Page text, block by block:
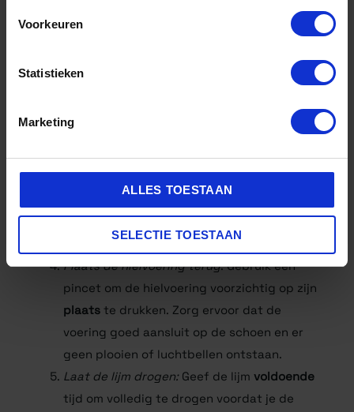
Voorkeuren
Statistieken
Marketing
ALLES TOESTAAN
SELECTIE TOESTAAN
Verwijder losse stukjes:
Als er losse stukjes
voorzichtig af met een schaar. Zorg ervoor
dat je niet te veel wegsnijdt, aangezien dit
Breng de lijm aan:
laag lijm
aan op zowel de hielvoering als de
het gebruik van te veel lijm, omdat dit kan
leiden tot een rommelige reparatie.
Plaats de hielvoering terug: Gebruik een
pincet om de hielvoering voorzichtig op zijn
plaats te drukken. Zorg ervoor dat de
voering goed aansluit op de schoen en er
geen plooien of luchtbellen ontstaan.
Laat de lijm drogen: Geef de lijm voldoende
tijd om volledig te drogen voordat je de